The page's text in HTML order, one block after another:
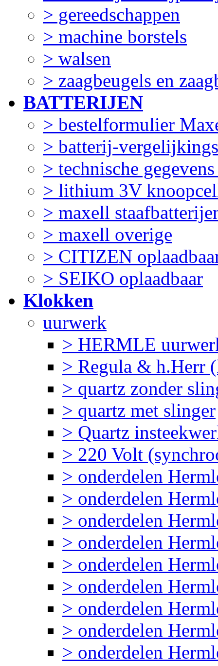
> gereedschappen
> machine borstels
> walsen
> zaagbeugels en
BATTERIJEN
> bestelformulier
> batterij-
> technische
> lithium 3V
> maxell
> maxell overige
> CITIZEN
> SEIKO oplaadbaar
Klokken
uurwerk
> HERMLE
> Regula & h.Herr
> quartz zonder
> quartz met slinger
> Quartz
> 220 Volt
> onderdelen
> onderdelen
> onderdelen
> onderdelen
> onderdelen
> onderdelen
> onderdelen
> onderdelen
> onderdelen